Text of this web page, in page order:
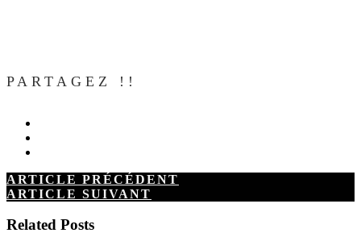
PARTAGEZ !!
ARTICLE PRÉCÉDENT
ARTICLE SUIVANT
Related Posts